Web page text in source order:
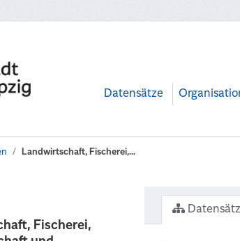
Datensätze
Landwirtschaft, Fischerei,...
Fischerei,